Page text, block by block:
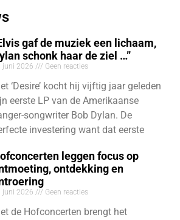
gaf de muziek een lichaam,
schonk haar de ziel …”
juni 2026 Geen reacties
‘Desire’ kocht hij vijftig jaar geleden
eerste LP van de Amerikaanse
songwriter Bob Dylan. De
investering want dat eerste
leggen focus op
ontdekking en
juni 2026 Geen reacties
de Hofconcerten brengt het